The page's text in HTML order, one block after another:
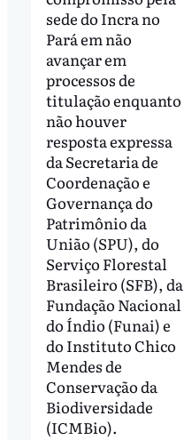
sede do Incra no
Pará em não
avançar em
processos de
titulação enquanto
não houver
resposta expressa
da Secretaria de
Coordenação e
Governança do
Patrimônio da
União (SPU), do
Serviço Florestal
Brasileiro (SFB), da
Fundação Nacional
do Índio (Funai) e
do Instituto Chico
Mendes de
Conservação da
Biodiversidade
(ICMBio).